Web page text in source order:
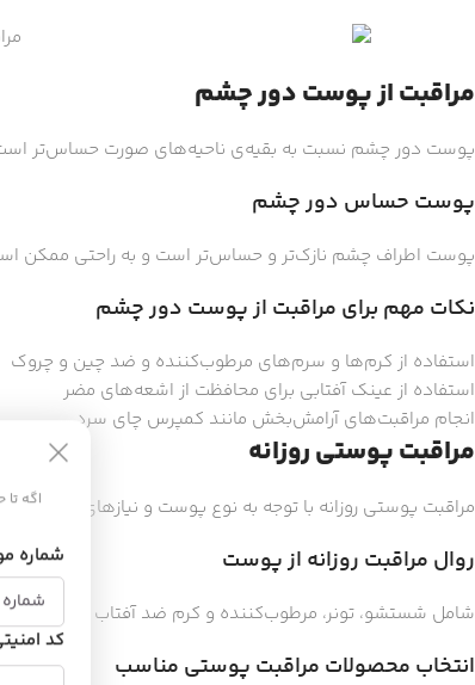
مراقبت از پوست دور چشم
پوست دور چشم نسبت به بقیه‌ی ناحیه‌های صورت حساس‌تر است
پوست حساس دور چشم
پوست اطراف چشم نازک‌تر و حساس‌تر است و به راحتی ممکن
نکات مهم برای مراقبت از پوست دور چشم
استفاده از کرم‌ها و سرم‌های مرطوب‌کننده و ضد چین و چروک
استفاده از عینک آفتابی برای محافظت از اشعه‌های مضر
انجام مراقبت‌های آرامش‌بخش مانند کمپرس چای سرد
مراقبت پوستی روزانه
مراقبت پوستی روزانه با توجه به نوع پوست و نیازهای آن
روال مراقبت روزانه از پوست
شامل شستشو، تونر، مرطوب‌کننده و کرم ضد آفتاب می‌شود.
انتخاب محصولات مراقبت پوستی مناسب
اگه
شماره
کد